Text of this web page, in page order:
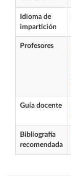
Idioma de
impartición
Profesores
Guía docente
Bibliografía
recomendada